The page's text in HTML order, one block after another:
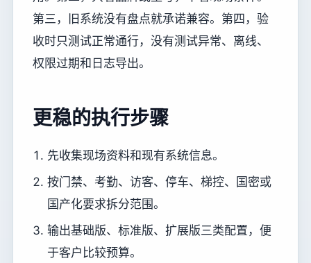
第三，旧系统没有盘点就承诺兼容。第四，验
收时只测试正常通行，没有测试异常、离线、
权限过期和日志导出。
更稳的执行步骤
先收集现场资料和现有系统信息。
按门禁、考勤、访客、停车、梯控、国密或
国产化要求拆分范围。
输出基础版、标准版、扩展版三类配置，便
于客户比较预算。